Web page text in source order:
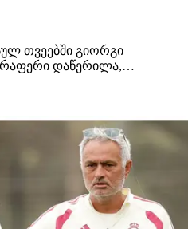
თვეებში გიორგი
არაფერი დაწერილა,
ფეხბურთელად ამ
ხდება ცნობილი,
ტოტენჰემი ინტერესდება.